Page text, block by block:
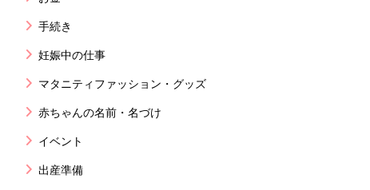
手続き
妊娠中の仕事
マタニティファッション・グッズ
赤ちゃんの名前・名づけ
イベント
出産準備